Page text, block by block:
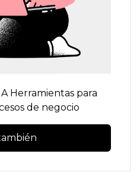
Herramientas para
de negocio